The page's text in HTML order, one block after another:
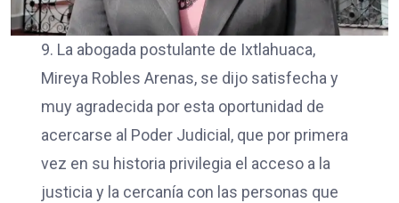
9. La abogada postulante de Ixtlahuaca,
Mireya Robles Arenas, se dijo satisfecha y
muy agradecida por esta oportunidad de
acercarse al Poder Judicial, que por primera
vez en su historia privilegia el acceso a la
justicia y la cercanía con las personas que